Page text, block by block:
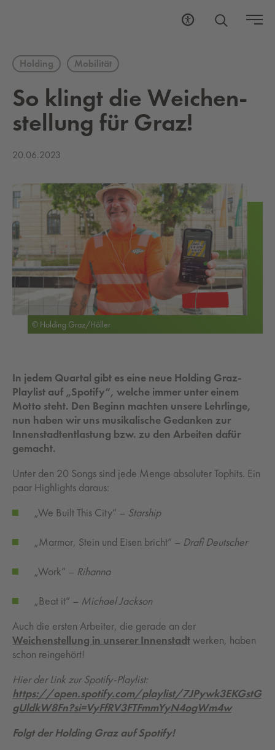
Holding Mobilität
So klingt die Wei­chen­
stel­lung für Graz!
20.06.2023
© Holding Graz/Höller
In jedem Quartal gibt es eine neue Holding Graz-
Playlist auf „Spotify“, welche immer unter einem
Motto steht. Den Beginn machten unsere Lehrlinge,
nun haben wir uns musikalische Gedanken zur
Innenstadtentlastung bzw. zu den Arbeiten dafür
gemacht.
Unter den 20 Songs sind jede Menge absoluter Tophits. Ein
paar Highlights daraus:
„We Built This City“ – Starship
„Marmor, Stein und Eisen bricht“ – Drafi Deutscher
„Work“ – Rihanna
„Beat it“ – Michael Jackson
Auch die ersten Arbeiter, die gerade an der
Weichenstellung in unserer Innenstadtwerken, haben
schon reingehört!
Hier der Link zur Spotify-Playlist:
https://open.spotify.com/playlist/7JPywk3EKGstG
gUldkW8Fn?si=VyFfRV3FTFmmYyN4ogWm4w
Folgt der Holding Graz auf Spotify!